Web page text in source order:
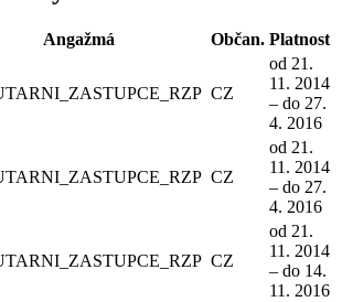
Angažmá Občan. Platnost
CZ
od 21.
11. 2014
– do 27.
4. 2016
CZ
od 21.
11. 2014
– do 27.
4. 2016
CZ
od 21.
11. 2014
– do 14.
11. 2016